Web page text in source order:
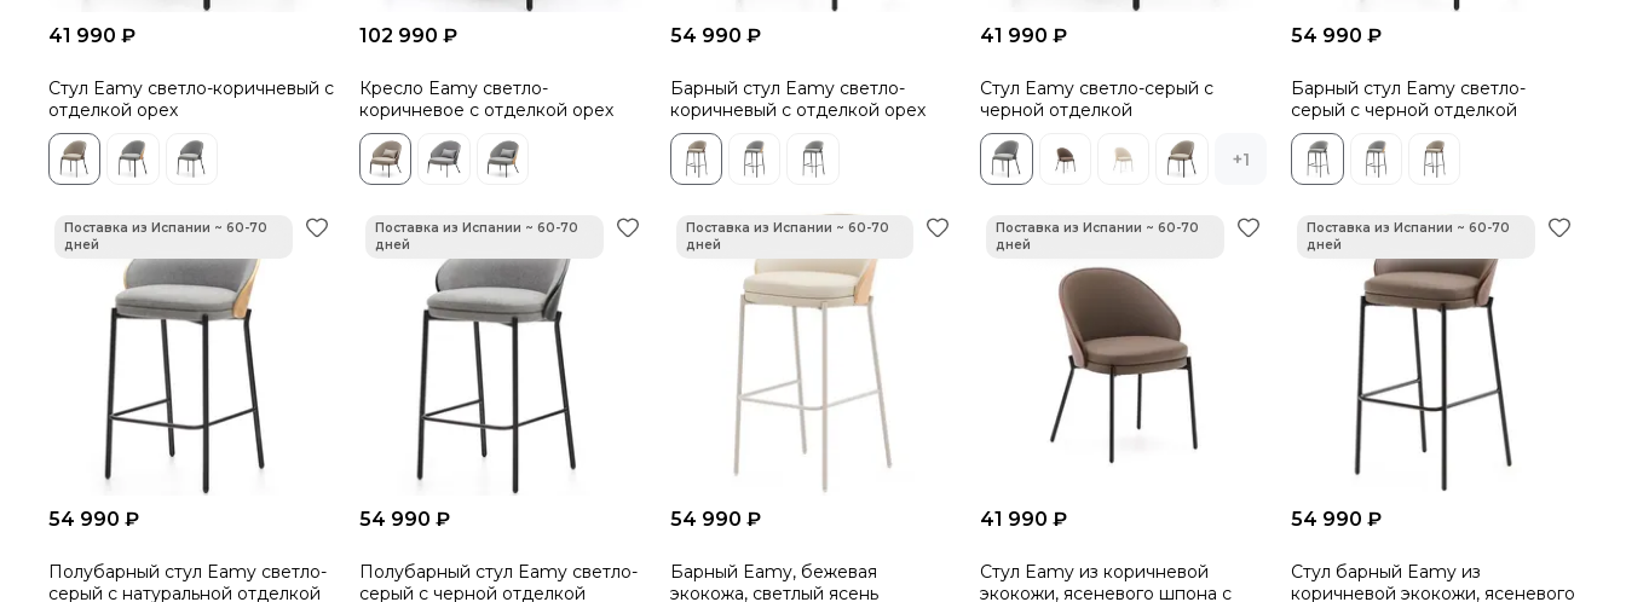
41 990 ₽
Стул Eamy светло-коричневый с
отделкой орех
102 990 ₽
Кресло Eamy светло-
коричневое с отделкой орех
54 990 ₽
Барный стул Eamy светло-
коричневый с отделкой орех
41 990 ₽
Стул Eamy светло-серый с
черной отделкой
+1
54 990 ₽
Барный стул Eamy светло-
серый с черной отделкой
54 990 ₽
Полубарный стул Eamy светло-
серый с натуральной отделкой
54 990 ₽
Полубарный стул Eamy светло-
серый с черной отделкой
54 990 ₽
Барный Eamy, бежевая
экокожа, светлый ясень
41 990 ₽
Стул Eamy из коричневой
экокожи, ясеневого шпона с
54 990 ₽
Стул барный Eamy из
коричневой экокожи, ясеневого